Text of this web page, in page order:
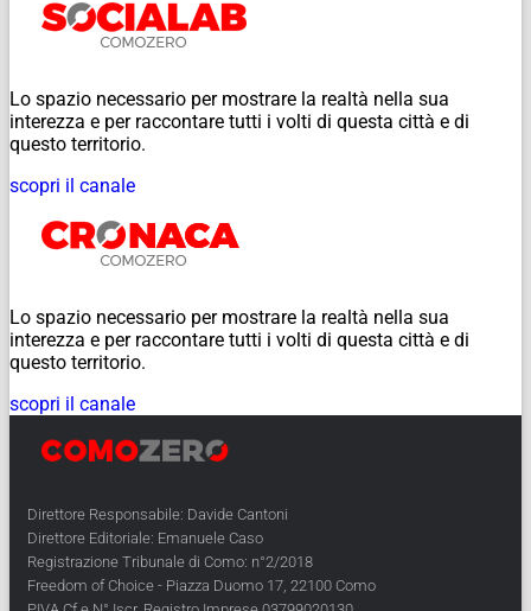
Lo spazio necessario per mostrare la realtà nella sua
interezza e per raccontare tutti i volti di questa città e di
questo territorio.
scopri il canale
Lo spazio necessario per mostrare la realtà nella sua
interezza e per raccontare tutti i volti di questa città e di
questo territorio.
scopri il canale
Direttore Responsabile: Davide Cantoni
Direttore Editoriale: Emanuele Caso
Registrazione Tribunale di Como: n°2/2018
Freedom of Choice - Piazza Duomo 17, 22100 Como